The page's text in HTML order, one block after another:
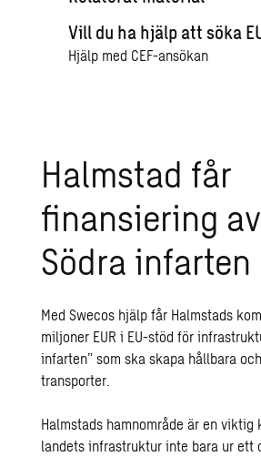
Vill du ha hjälp att söka
Hjälp med CEF-ansökan
Halmstad får
finansiering
Södra infarten
Med Swecos hjälp får Halmstads
miljoner EUR i EU-stöd för
infarten” som ska skapa hållbara
transporter.
Halmstads hamnområde är en viktig
landets infrastruktur inte bara ur ett